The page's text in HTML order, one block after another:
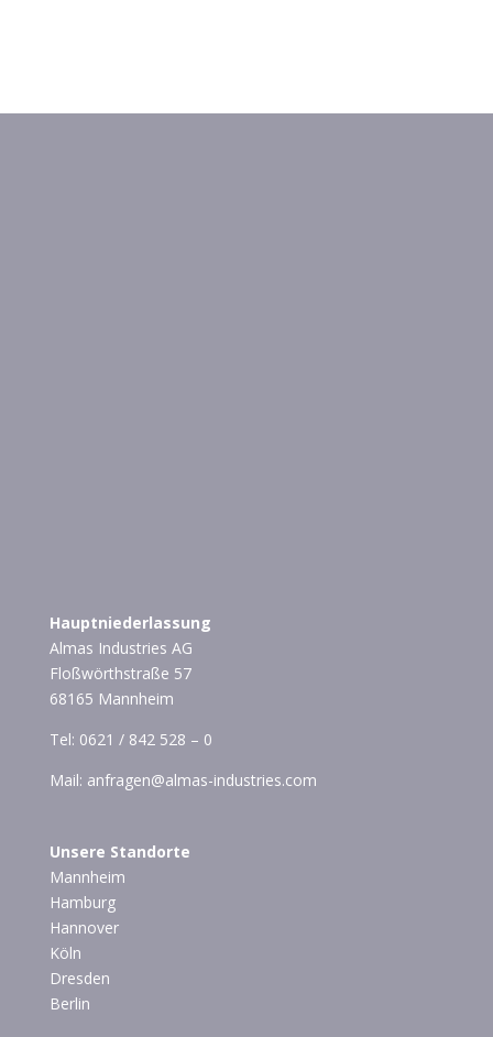
Hauptniederlassung
Almas Industries AG
Floßwörthstraße 57
68165 Mannheim
Tel: 0621 / 842 528 – 0
Mail: anfragen@almas-industries.com
Unsere Standorte
Mannheim
Hamburg
Hannover
Köln
Dresden
Berlin